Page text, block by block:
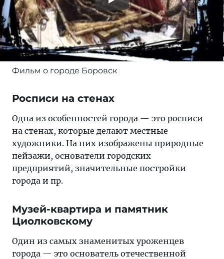
Фильм о городе Боровск
Росписи на стенах
Одна из особенностей города — это росписи
на стенах, которые делают местные
художники. На них изображены природные
пейзажи, основатели городских
предприятий, значительные постройки
города и пр.
Музей-квартира и памятник
Циолковскому
Один из самых знаменитых уроженцев
города — это основатель отечественной